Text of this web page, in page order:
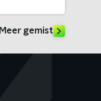
Meer gemist